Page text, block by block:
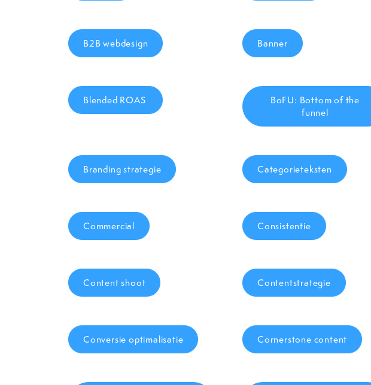
B2B webdesign Banner
Blended ROAS
BoFU: Bottom of the
funnel
Branding strategie Categorieteksten
Commercial Consistentie
Content shoot Contentstrategie
Conversie optimalisatie Cornerstone content